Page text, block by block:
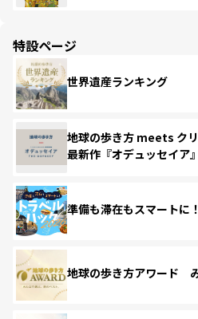
特設ページ
世界遺産ランキング
地球の歩き方 meets ク
最新作『オデュッセイア』
準備も滞在もスマート
地球の歩き方アワード